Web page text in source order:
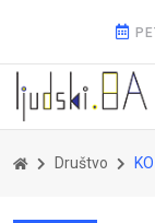
Društvo KO